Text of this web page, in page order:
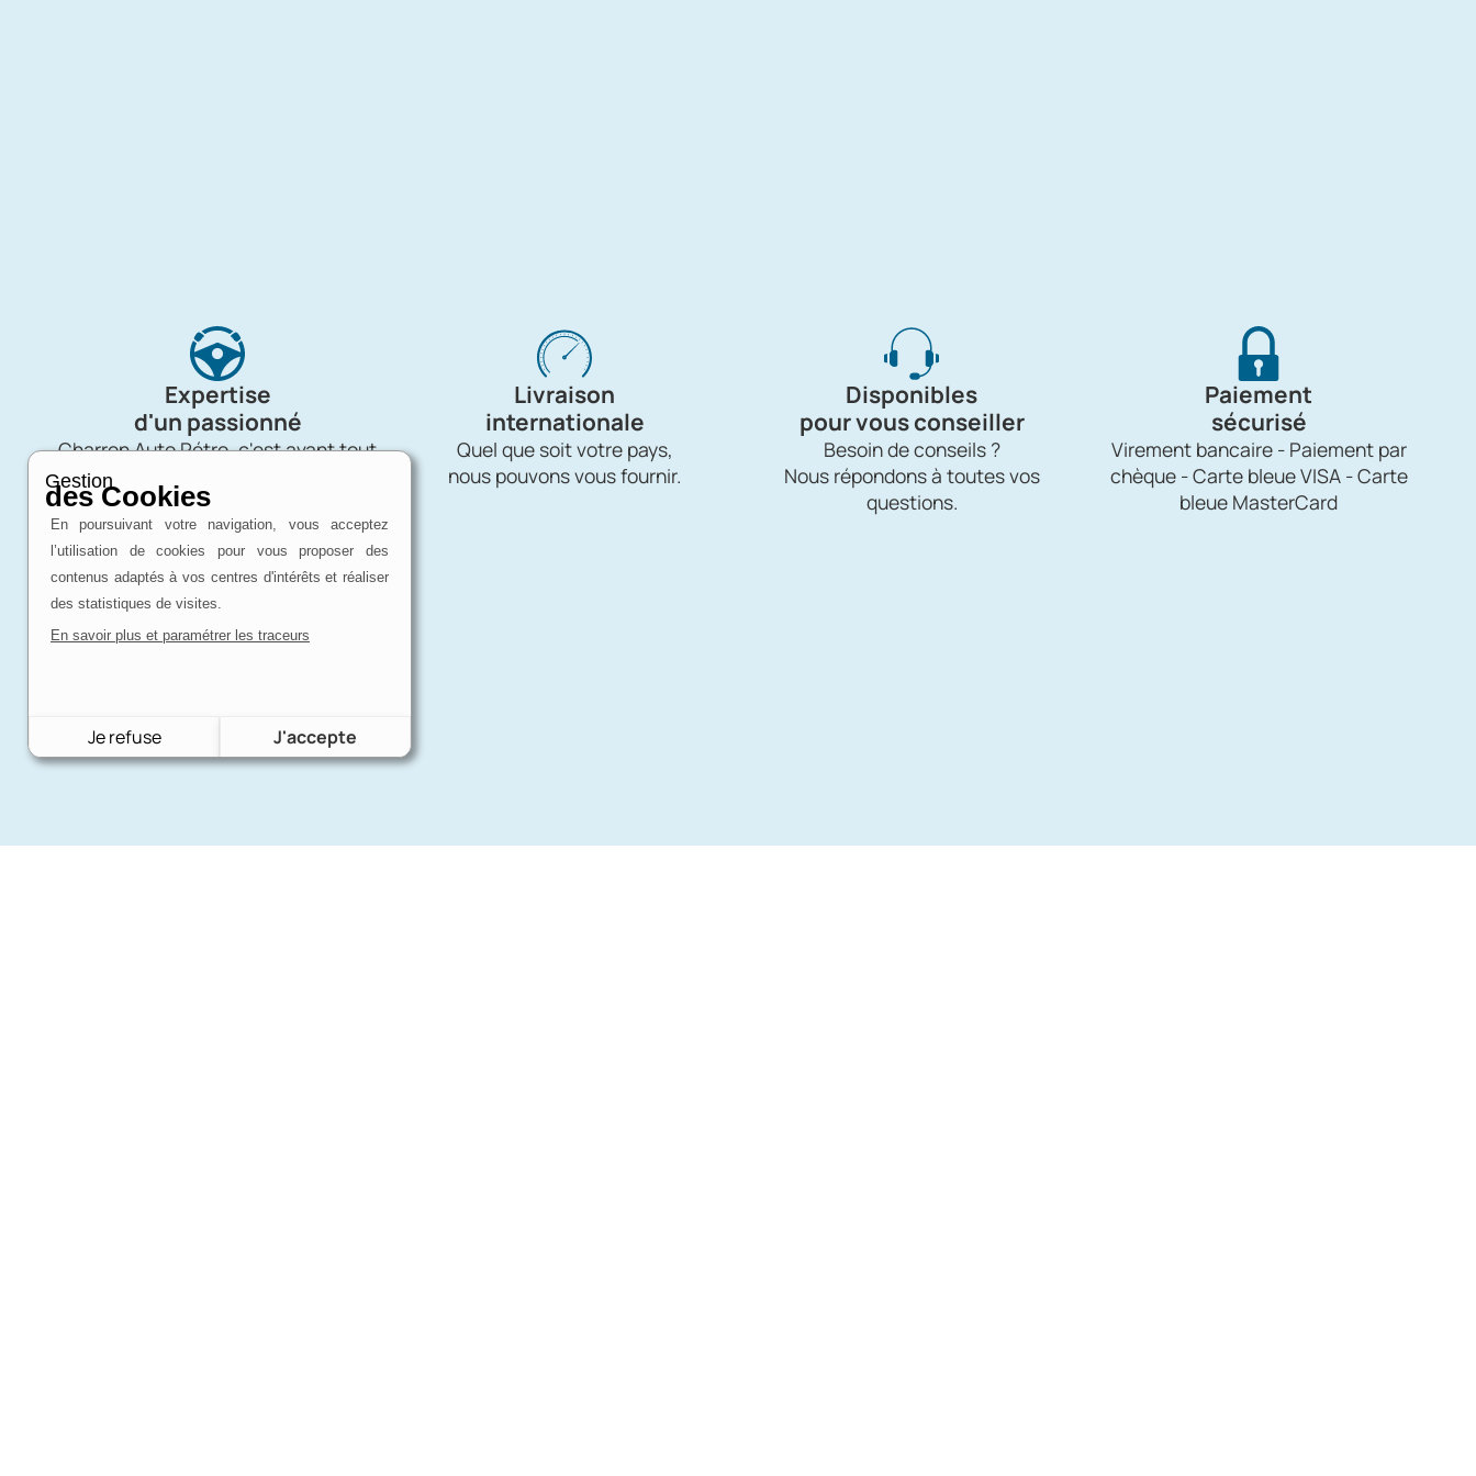
Expertise
d'un passionné
Charron Auto Rétro, c'est avant tout
Livraison
internationale
Quel que soit votre pays,
nous pouvons vous fournir.
Disponibles
pour vous conseiller
Besoin de conseils ?
Nous répondons à toutes vos
questions.
Paiement
sécurisé
Virement bancaire - Paiement par
chèque - Carte bleue VISA - Carte
bleue MasterCard
Gestion
des Cookies
En poursuivant votre navigation, vous acceptez
l’utilisation de cookies pour vous proposer des
contenus adaptés à vos centres d'intérêts et réaliser
des statistiques de visites.
En savoir plus et paramétrer les traceurs
Je refuse J'accepte